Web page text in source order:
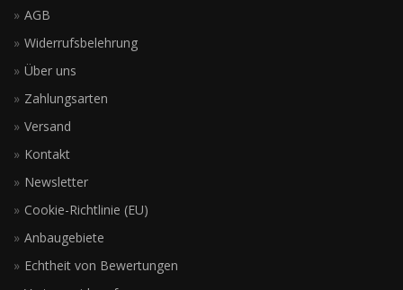
AGB
Widerrufsbelehrung
Über uns
Zahlungsarten
Versand
Kontakt
Newsletter
Cookie-Richtlinie (EU)
Anbaugebiete
Echtheit von Bewertungen